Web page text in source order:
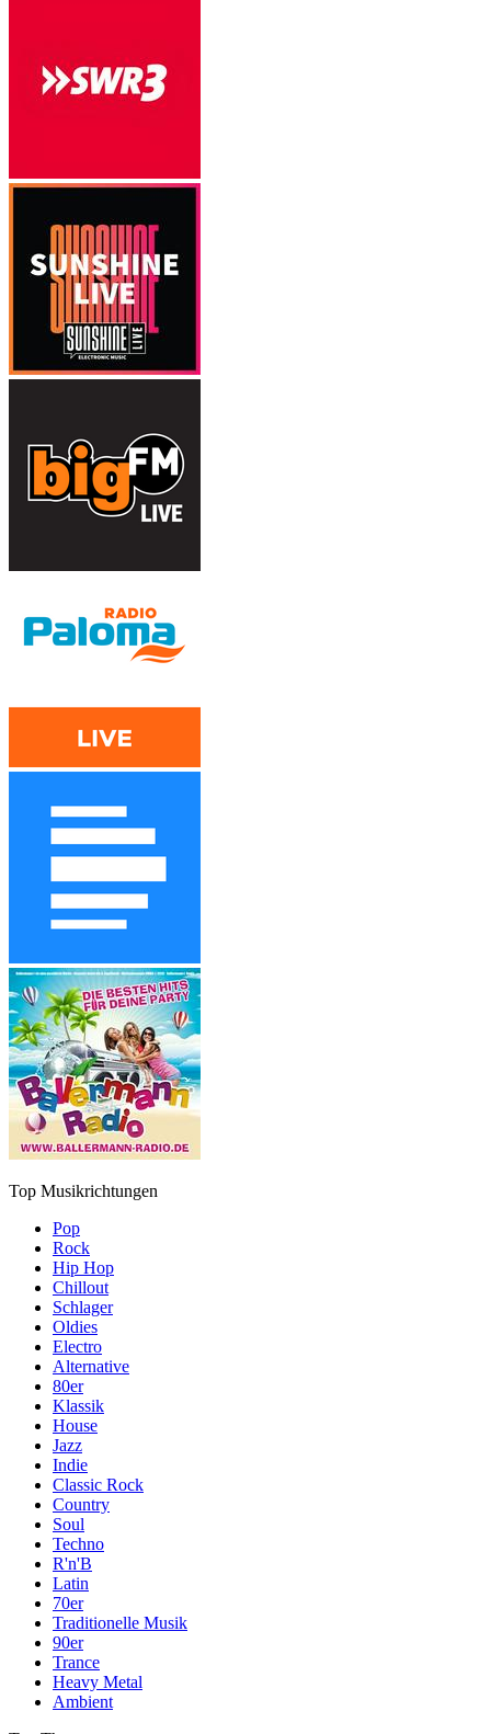
Top Musikrichtungen
Pop
Rock
Hip Hop
Chillout
Schlager
Oldies
Electro
Alternative
80er
Klassik
House
Jazz
Indie
Classic Rock
Country
Soul
Techno
R'n'B
Latin
70er
Traditionelle Musik
90er
Trance
Heavy Metal
Ambient